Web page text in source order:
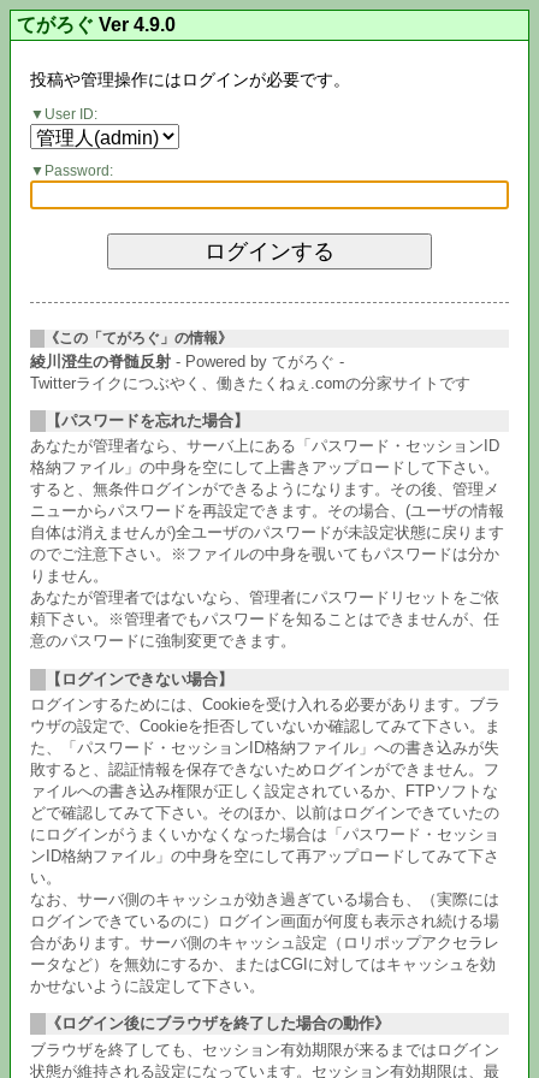
てがろぐ Ver 4.9.0
投稿や管理操作にはログインが必要です。
User ID:
Password:
《この「てがろぐ」の情報》
綾川澄生の脊髄反射 - Powered by てがろぐ -
Twitterライクにつぶやく、働きたくねぇ.comの分家サイトです
【パスワードを忘れた場合】
あなたが管理者なら、サーバ上にある「パスワード・セッションID
格納ファイル」の中身を空にして上書きアップロードして下さい。
すると、無条件ログインができるようになります。その後、管理メ
ニューからパスワードを再設定できます。その場合、(ユーザの情報
自体は消えませんが)全ユーザのパスワードが未設定状態に戻ります
のでご注意下さい。※ファイルの中身を覗いてもパスワードは分か
りません。
あなたが管理者ではないなら、管理者にパスワードリセットをご依
頼下さい。※管理者でもパスワードを知ることはできませんが、任
意のパスワードに強制変更できます。
【ログインできない場合】
ログインするためには、Cookieを受け入れる必要があります。ブラ
ウザの設定で、Cookieを拒否していないか確認してみて下さい。ま
た、「パスワード・セッションID格納ファイル」への書き込みが失
敗すると、認証情報を保存できないためログインができません。フ
ァイルへの書き込み権限が正しく設定されているか、FTPソフトな
どで確認してみて下さい。そのほか、以前はログインできていたの
にログインがうまくいかなくなった場合は「パスワード・セッショ
ンID格納ファイル」の中身を空にして再アップロードしてみて下さ
い。
なお、サーバ側のキャッシュが効き過ぎている場合も、（実際には
ログインできているのに）ログイン画面が何度も表示され続ける場
合があります。サーバ側のキャッシュ設定（ロリポップアクセラレ
ータなど）を無効にするか、またはCGIに対してはキャッシュを効
かせないように設定して下さい。
《ログイン後にブラウザを終了した場合の動作》
ブラウザを終了しても、セッション有効期限が来るまではログイン
状態が維持される設定になっています。セッション有効期限は、最